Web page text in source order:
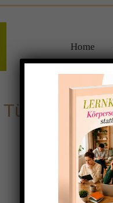
Home